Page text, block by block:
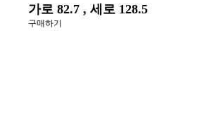
가로 82.7 , 세로 128.5
구매하기